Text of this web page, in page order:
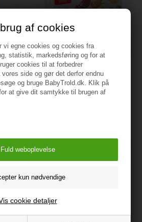
af cookies
vi egne cookies og cookies fra
statistik, markedsføring og for at
cookies til at forbedrer
vores side og gør det derfor endnu
og bruge BabyTrold.dk. Klik på
at give dit samtykke til brugen af
cookie detaljer
Skære frugt m/17 dele & i
velcro
149,95